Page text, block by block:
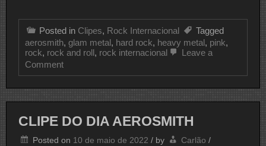
Posted in Clipes, Rock Internacional
Tagged
aerosmith, glam metal, hard rock, heavy metal, pink,
rock, rock and roll, rock internacional
Leave a
Commenton
CLIPE
AEROSMITH
CLIPE DO DIA AEROSMITH
Posted on 10 de maio de 2022 / by Carlão /